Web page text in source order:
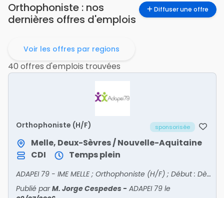
Orthophoniste : nos
dernières offres d'emplois
Diffuser une offre
Voir les offres par regions
40 offres d'emplois trouvées
Orthophoniste (H/F) sponsorisée
Melle, Deux-Sèvres / Nouvelle-Aquitaine
CDI
Temps plein
ADAPEI 79 - IME MELLE ; Orthophoniste (H/F) ; Début : Dès que possible ; Statut : Non-Cadre ; Période : Jour ; Type de contrat : CDI
Publié parM. Jorge Cespedes - ADAPEI 79 le